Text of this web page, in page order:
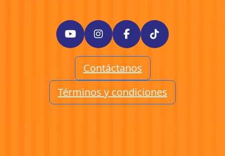
Contáctanos
Términos y condiciones